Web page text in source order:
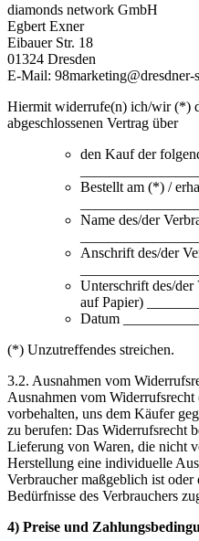
diamonds network GmbH
Egbert Exner
Eibauer Str. 18
01324 Dresden
E-Mail: 98marketing@dresdner-
Hiermit widerrufe(n) ich/wir (*)
abgeschlossenen Vertrag über
den Kauf der
Bestellt am (*) /
Name des/der
Anschrift des/der
Unterschrift des/
auf Papier)
Datum
(*) Unzutreffendes streichen.
3.2. Ausnahmen vom
Ausnahmen vom
vorbehalten, uns dem Käufer
zu berufen: Das Widerrufsrecht
Lieferung von Waren, die nicht
Herstellung eine individuelle
Verbraucher maßgeblich ist
Bedürfnisse des Verbrauchers
4) Preise und